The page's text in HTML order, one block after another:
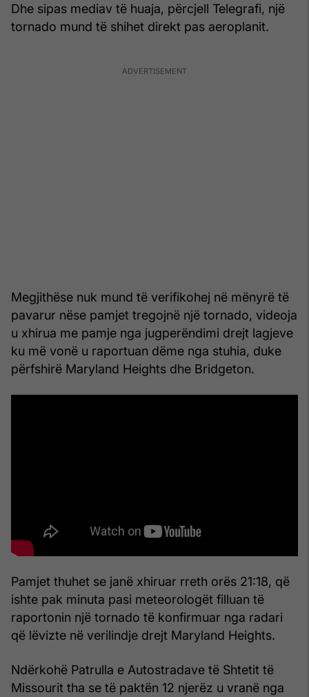
Dhe sipas mediav të huaja, përcjell Telegrafi, një
tornado mund të shihet direkt pas aeroplanit.
Megjithëse nuk mund të verifikohej në mënyrë të
pavarur nëse pamjet tregojnë një tornado, videoja
u xhirua me pamje nga jugperëndimi drejt lagjeve
ku më vonë u raportuan dëme nga stuhia, duke
përfshirë Maryland Heights dhe Bridgeton.
Pamjet thuhet se janë xhiruar rreth orës 21:18, që
ishte pak minuta pasi meteorologët filluan të
raportonin një tornado të konfirmuar nga radari
që lëvizte në verilindje drejt Maryland Heights.
Ndërkohë Patrulla e Autostradave të Shtetit të
Missourit tha se të paktën 12 njerëz u vranë nga